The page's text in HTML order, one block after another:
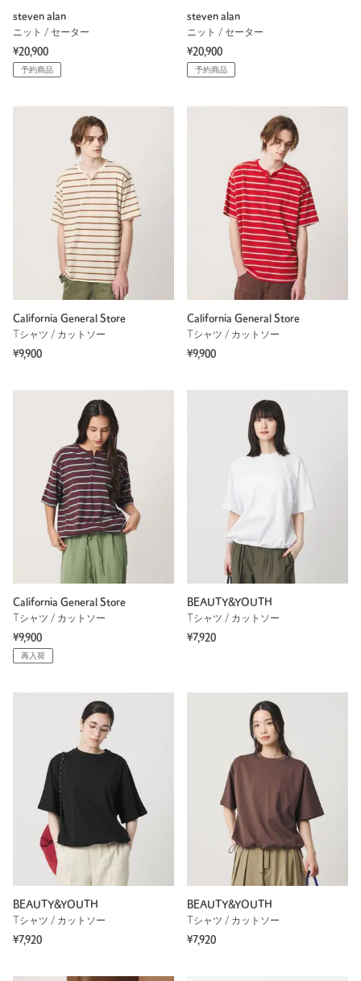
steven alan
ニット / セーター
¥20,900
予約商品
steven alan
ニット / セーター
¥20,900
予約商品
California General Store
Tシャツ / カットソー
¥9,900
California General Store
Tシャツ / カットソー
¥9,900
California General Store
Tシャツ / カットソー
¥9,900
再入荷
BEAUTY&YOUTH
Tシャツ / カットソー
¥7,920
BEAUTY&YOUTH
Tシャツ / カットソー
¥7,920
BEAUTY&YOUTH
Tシャツ / カットソー
¥7,920